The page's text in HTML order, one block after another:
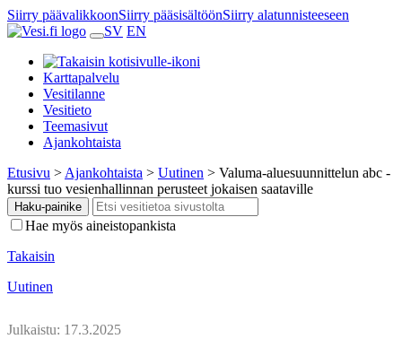
Siirry päävalikkoonSiirry pääsisältöönSiirry alatunnisteeseen
SV EN
Karttapalvelu
Vesitilanne
Vesitieto
Teemasivut
Ajankohtaista
Etusivu > Ajankohtaista > Uutinen > Valuma-aluesuunnittelun abc -
kurssi tuo vesienhallinnan perusteet jokaisen saataville
Haku-painike
Hae myös aineistopankista
Takaisin
Uutinen
Julkaistu: 17.3.2025